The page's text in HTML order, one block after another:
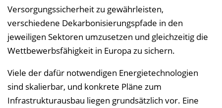
n
n
Versorgungssicherheit zu gewährleisten,
verschiedene Dekarbonisierungspfade in den
jeweiligen Sektoren umzusetzen und gleichzeitig die
Wettbewerbsfähigkeit in Europa zu sichern.
Viele der dafür notwendigen Energietechnologien
sind skalierbar, und konkrete Pläne zum
Infrastrukturausbau liegen grundsätzlich vor. Eine